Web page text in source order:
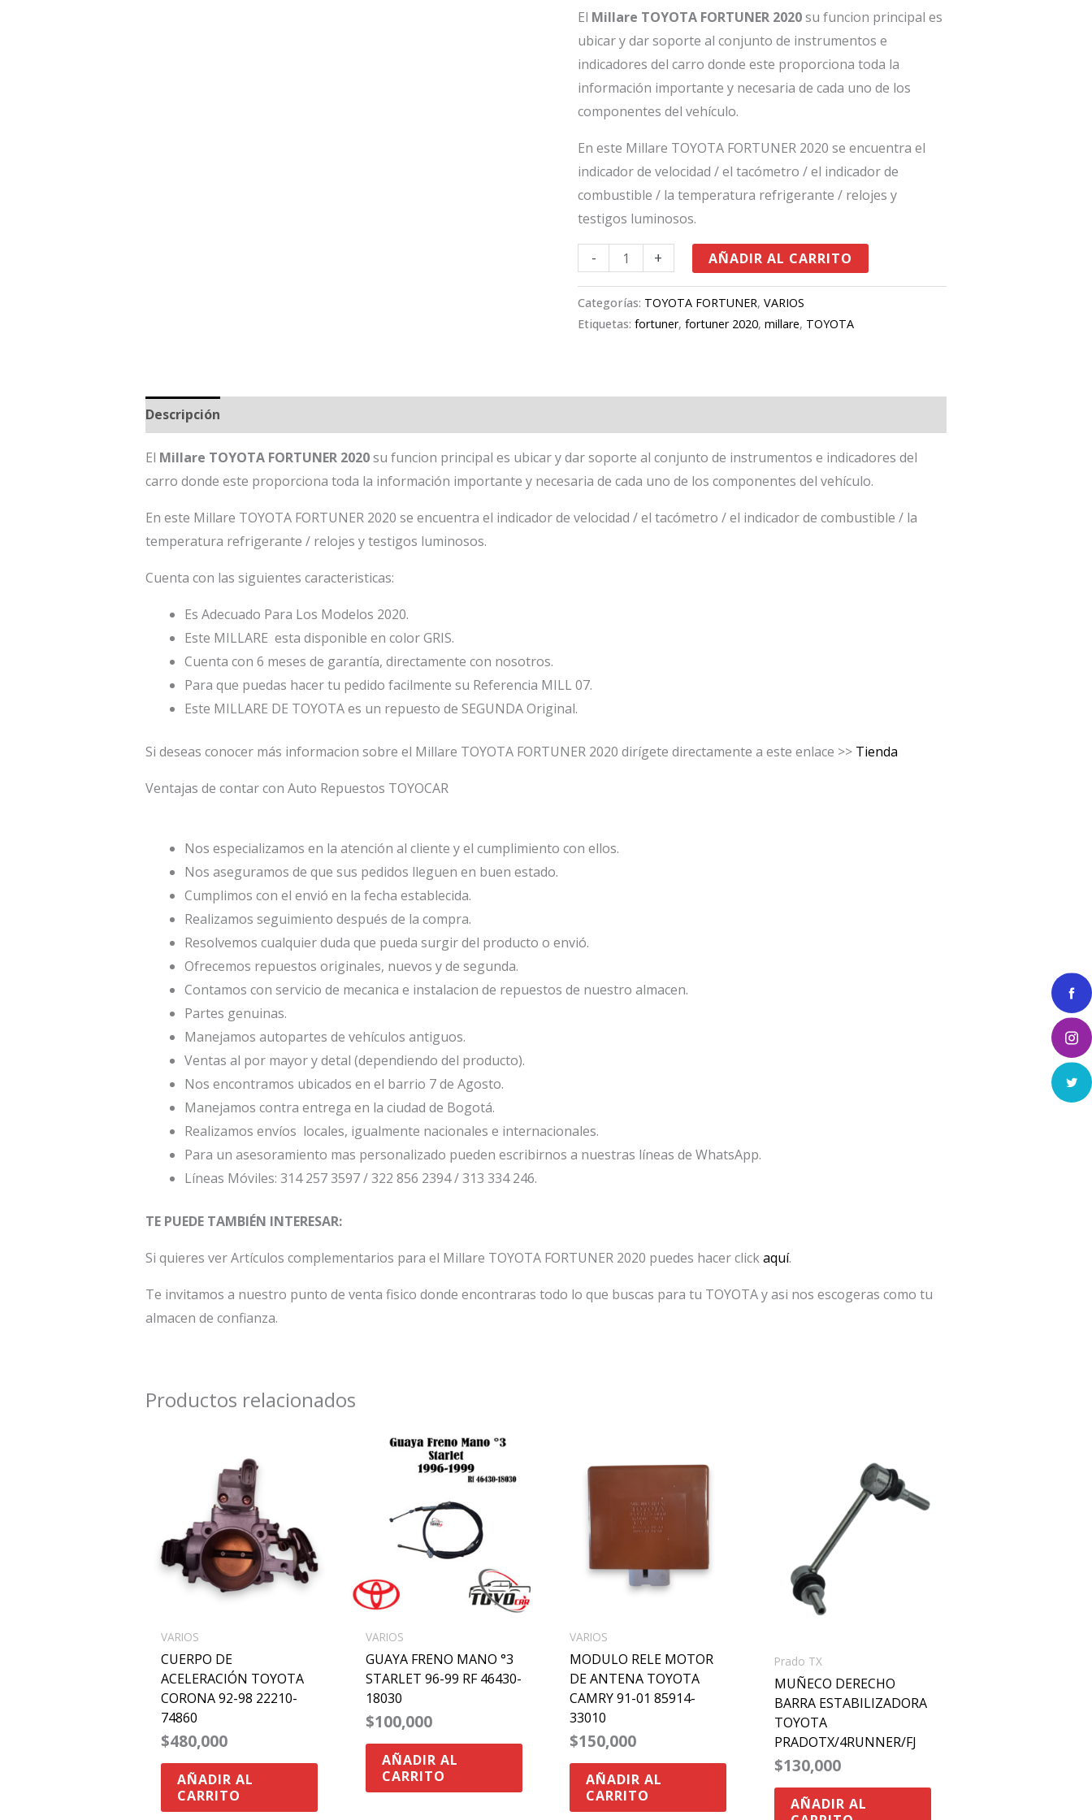
El Millare TOYOTA FORTUNER 2020su funcion principal es
ubicar y dar soporte al conjunto de instrumentos e
indicadores del carro donde este proporciona toda la
información importante y necesaria de cada uno de los
componentes del vehículo.
En este Millare TOYOTA FORTUNER 2020 se encuentra el
indicador de velocidad / el tacómetro / el indicador de
combustible / la temperatura refrigerante / relojes y
testigos luminosos.
-
cantidad
+ AÑADIR AL CARRITO
Categorías: TOYOTA FORTUNER,VARIOS
Etiquetas:fortuner,fortuner 2020,millare, TOYOTA
Descripción
El Millare TOYOTA FORTUNER 2020su funcion principal es ubicar y dar soporte al conjunto de instrumentos e indicadores del
carro donde este proporciona toda la información importante y necesaria de cada uno de los componentes del vehículo.
En este Millare TOYOTA FORTUNER 2020 se encuentra el indicador de velocidad / el tacómetro / el indicador de combustible / la
temperatura refrigerante / relojes y testigos luminosos.
Cuenta con las siguientes caracteristicas:
Es Adecuado Para Los Modelos 2020.
Este MILLARE esta disponible en color GRIS.
Cuenta con 6 meses de garantía, directamente con nosotros.
Para que puedas hacer tu pedido facilmente su Referencia MILL 07.
Este MILLARE DE TOYOTA es un repuesto de SEGUNDA Original.
Si deseas conocer más informacion sobre el Millare TOYOTA FORTUNER 2020 dirígete directamente a este enlace >> Tienda
Ventajas de contar con Auto Repuestos TOYOCAR
Nos especializamos en la atención al cliente y el cumplimiento con ellos.
Nos aseguramos de que sus pedidos lleguen en buen estado.
Cumplimos con el envió en la fecha establecida.
Realizamos seguimiento después de la compra.
Resolvemos cualquier duda que pueda surgir del producto o envió.
Ofrecemos repuestos originales, nuevos y de segunda.
Contamos con servicio de mecanica e instalacion de repuestos de nuestro almacen.
Partes genuinas.
Manejamos autopartes de vehículos antiguos.
Ventas al por mayor y detal (dependiendo del producto).
Nos encontramos ubicados en el barrio 7 de Agosto.
Manejamos contra entrega en la ciudad de Bogotá.
Realizamos envíos locales, igualmente nacionales e internacionales.
Para un asesoramiento mas personalizado pueden escribirnos a nuestras líneas de WhatsApp.
Líneas Móviles: 314 257 3597 / 322 856 2394 / 313 334 246.
TE PUEDE TAMBIÉN INTERESAR:
Si quieres ver Artículos complementarios para el Millare TOYOTA FORTUNER 2020 puedes hacer clickaquí.
Te invitamos a nuestro punto de venta fisico donde encontraras todo lo que buscas para tu TOYOTA y asi nos escogeras como tu
almacen de confianza.
Productos relacionados
VARIOS
CUERPO DE
ACELERACIÓN TOYOTA
CORONA 92-98 22210-
74860
$480,000
AÑADIR AL
CARRITO
VARIOS
GUAYA FRENO MANO °3
STARLET 96-99 RF 46430-
18030
$100,000
AÑADIR AL
CARRITO
VARIOS
MODULO RELE MOTOR
DE ANTENA TOYOTA
CAMRY 91-01 85914-
33010
$150,000
AÑADIR AL
CARRITO
Prado TX
MUÑECO DERECHO
BARRA ESTABILIZADORA
TOYOTA
PRADOTX/4RUNNER/FJ
$130,000
AÑADIR AL